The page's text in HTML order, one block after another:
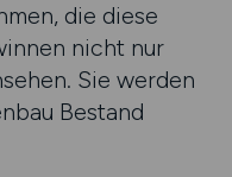
die diese
nicht nur
Sie werden
Bestand